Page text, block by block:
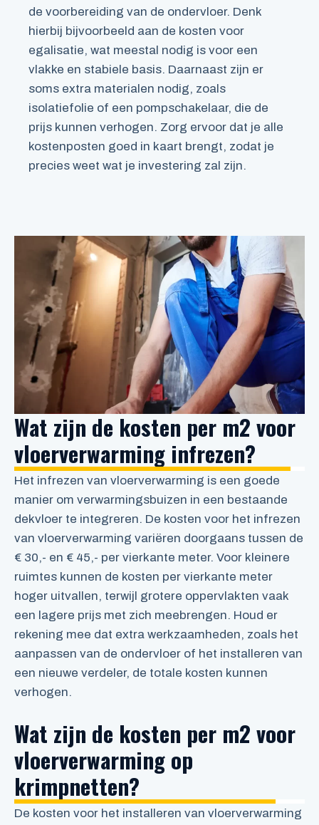
de voorbereiding van de ondervloer. Denk
hierbij bijvoorbeeld aan de kosten voor
egalisatie, wat meestal nodig is voor een
vlakke en stabiele basis. Daarnaast zijn er
soms extra materialen nodig, zoals
isolatiefolie of een pompschakelaar, die de
prijs kunnen verhogen. Zorg ervoor dat je alle
kostenposten goed in kaart brengt, zodat je
precies weet wat je investering zal zijn.
Wat zijn de kosten per m2 voor
vloerverwarming infrezen?
Het infrezen van vloerverwarming is een goede
manier om verwarmingsbuizen in een bestaande
dekvloer te integreren. De kosten voor het infrezen
van vloerverwarming variëren doorgaans tussen de
€ 30,- en € 45,- per vierkante meter. Voor kleinere
ruimtes kunnen de kosten per vierkante meter
hoger uitvallen, terwijl grotere oppervlakten vaak
een lagere prijs met zich meebrengen. Houd er
rekening mee dat extra werkzaamheden, zoals het
aanpassen van de ondervloer of het installeren van
een nieuwe verdeler, de totale kosten kunnen
verhogen.
Wat zijn de kosten per m2 voor
vloerverwarming op
krimpnetten?
De kosten voor het installeren van vloerverwarming